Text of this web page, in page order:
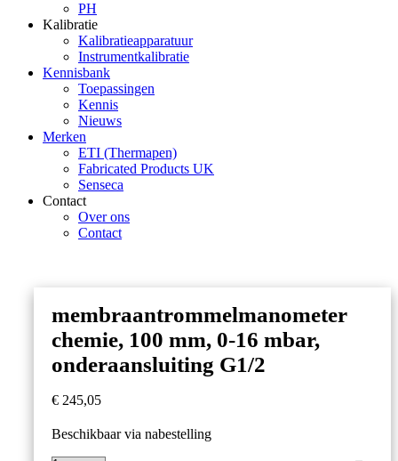
PH
Kalibratie
Kalibratieapparatuur
Instrumentkalibratie
Kennisbank
Toepassingen
Kennis
Nieuws
Merken
ETI (Thermapen)
Fabricated Products UK
Senseca
Contact
Over ons
Contact
membraantrommelmanometer
chemie, 100 mm, 0-16 mbar,
onderaansluiting G1/2
€ 245,05
Beschikbaar via nabestelling